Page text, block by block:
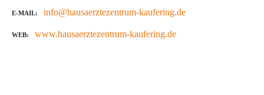
E-MAIL info@hausaerztezentrum-kaufering.de
WEB www.hausaerztezentrum-kaufering.de